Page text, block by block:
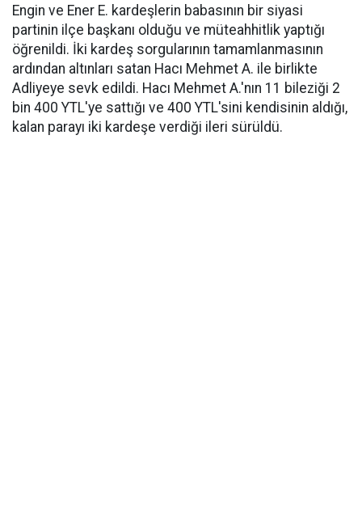
Engin ve Ener E. kardeşlerin babasının bir siyasi
partinin ilçe başkanı olduğu ve müteahhitlik yaptığı
öğrenildi. İki kardeş sorgularının tamamlanmasının
ardından altınları satan Hacı Mehmet A. ile birlikte
Adliyeye sevk edildi. Hacı Mehmet A.'nın 11 bileziği 2
bin 400 YTL'ye sattığı ve 400 YTL'sini kendisinin aldığı,
kalan parayı iki kardeşe verdiği ileri sürüldü.